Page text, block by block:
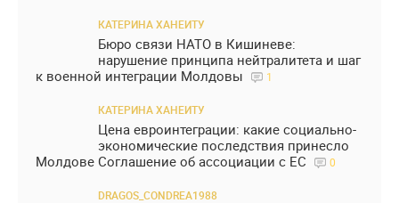
КАТЕРИНА ХАНЕИТУ
Бюро связи НАТО в Кишиневе:
нарушение принципа нейтралитета и шаг
к военной интеграции Молдовы
1
КАТЕРИНА ХАНЕИТУ
Цена евроинтеграции: какие социально-
экономические последствия принесло
Молдове Соглашение об ассоциации с ЕС
0
DRAGOS_CONDREA1988